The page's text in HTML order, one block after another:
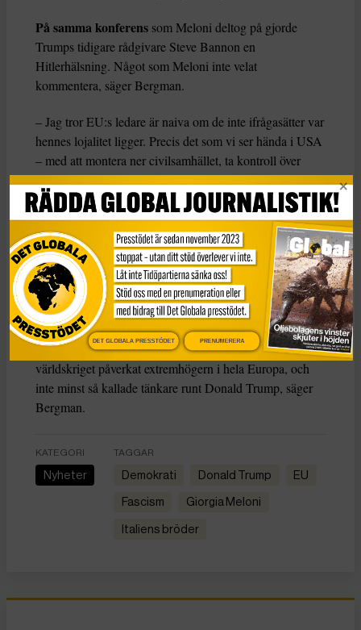
På samma konferens som Meloni deltog på gjorde
Trumps tidigare rådgivare Steve Bannon en
Hitlerhälsning. Något som Meloni inte velat
kommentera, säger Bergman.
– Jag tror EU:s ledare är naiva om de inte ifrågasätter var
hennes lojalitet ligger. Precis det som vi ser hända i USA
– med att montera ner civilsamhället, ta kontroll över
myndigheter och försöka ta kontroll över rättsväsendet –
vill hon genomföra på hemmaplan, säger Bergman.
Anders Bergman menar att Italien och Giorgia Meloni är
en förebild för Trumps auktoritära politik och snarare kan
understödja Trumps agenda.
– Italien har länge varit ett slags ideologiskt laboratorium
för den yttersta högern – en plats där olika extrema och
udda idéer har vuxit fram och testats. De har sedan andra
världskriget påverkat extremhögern i hela Europa, och
inte minst så kallade tänkare runt Donald Trump, säger
Bergman.
KATEGORI
Nyheter
TAGGAR
demokrati Donald Trump EU
fascism Giorgia Meloni
Italiens bröder
DET GLOBALA PRESSTÖDET PRENUMERERA